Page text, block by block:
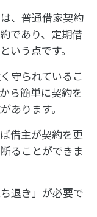
、普通借家契約
であり、定期借
いう点です。
守られているこ
ら簡単に契約を
あります。
借主が契約を更
ることができま
退き」が必要で